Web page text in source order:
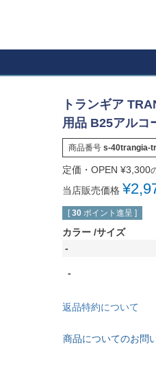
トランギア
用品 B25アルコ
商品番号 s-40trangia-
定価・OPEN ¥3,300
当店販売価格 ¥
[ 30 ポイント進呈 ]
カラー サイズ
-
-
返品特約について
商品についてのお問